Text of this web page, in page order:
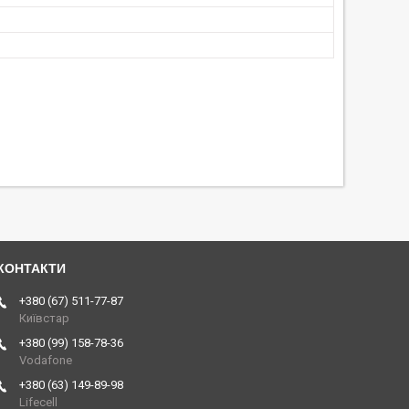
+380 (67) 511-77-87
Київстар
+380 (99) 158-78-36
Vodafone
+380 (63) 149-89-98
Lifecell